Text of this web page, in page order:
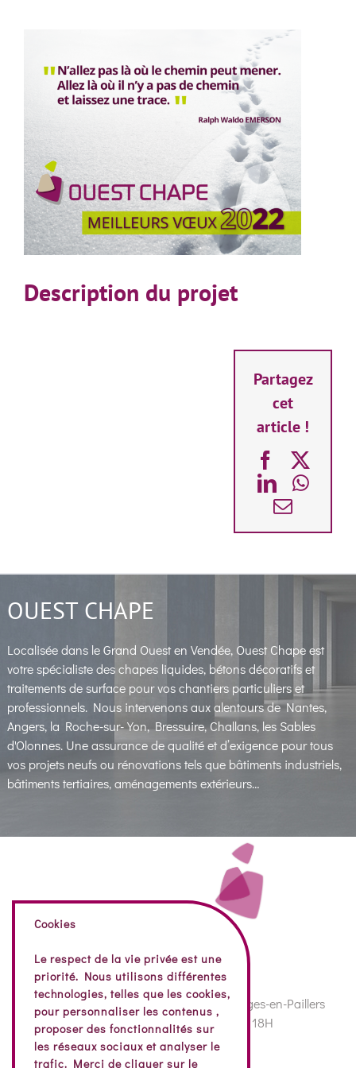
Image
Description du projet
Partagez
cet
article !
Facebook
LinkedIn
Email
OUEST CHAPE
Localisée dans le Grand Ouest en Vendée, Ouest Chape est
votre spécialiste des chapes liquides, bétons décoratifs et
traitements de surface pour vos chantiers particuliers et
professionnels. Nous intervenons aux alentours de Nantes,
Angers, la Roche-sur-Yon, Bressuire, Challans, les Sables
d'Olonnes. Une assurance de qualité et d’exigence pour tous
vos projets neufs ou rénovations tels que bâtiments industriels,
bâtiments tertiaires, aménagements extérieurs…
74 Rue de la Vendée, 85130 Bazoges-en-Paillers
Nos horaires : 8H – 12H30 | 14H – 18H
02 51 07 72 81
Cookies
Le respect de la vie privée est une
priorité. Nous utilisons différentes
technologies, telles que les cookies,
pour personnaliser les contenus ,
proposer des fonctionnalités sur
les réseaux sociaux et analyser le
trafic. Merci de cliquer sur le